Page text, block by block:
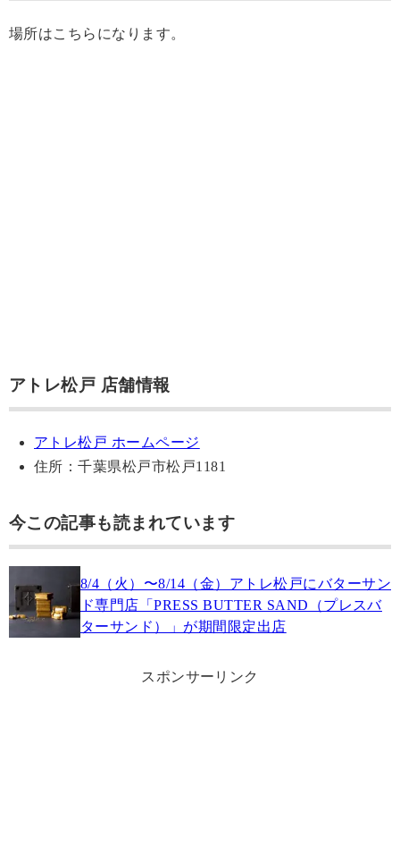
場所はこちらになります。
アトレ松戸 店舗情報
アトレ松戸 ホームページ
住所：千葉県松戸市松戸1181
今この記事も読まれています
8/4（火）〜8/14（金）アトレ松戸にバターサン
ド専門店「PRESS BUTTER SAND（プレスバ
ターサンド）」が期間限定出店
スポンサーリンク